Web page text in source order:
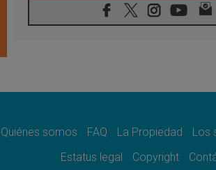
08.08.2026
En Colombia, «la paz no se
08.08.2026
08.08.2026
del Buen Consejo de
Quiénes somos FAQ La Propiedad Los
Estatus legal
Copyright